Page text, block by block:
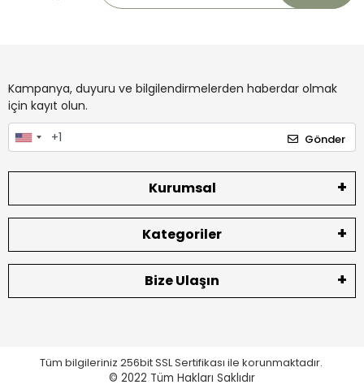
Kampanya, duyuru ve bilgilendirmelerden haberdar olmak
için kayıt olun.
Gönder
Kurumsal
Kategoriler
Bize Ulaşın
Tüm bilgileriniz 256bit SSL Sertifikası ile korunmaktadır.
© 2022 Tüm Hakları Saklıdır